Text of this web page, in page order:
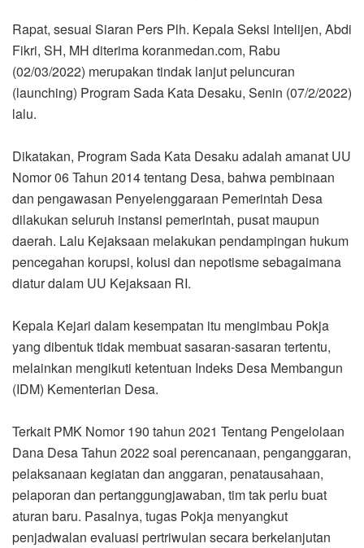
Rapat, sesuai Siaran Pers Plh. Kepala Seksi Intelijen, Abdi
Fikri, SH, MH diterima koranmedan.com, Rabu
(02/03/2022) merupakan tindak lanjut peluncuran
(launching) Program Sada Kata Desaku, Senin (07/2/2022)
lalu.
Dikatakan, Program Sada Kata Desaku adalah amanat UU
Nomor 06 Tahun 2014 tentang Desa, bahwa pembinaan
dan pengawasan Penyelenggaraan Pemerintah Desa
dilakukan seluruh instansi pemerintah, pusat maupun
daerah. Lalu Kejaksaan melakukan pendampingan hukum
pencegahan korupsi, kolusi dan nepotisme sebagaimana
diatur dalam UU Kejaksaan RI.
Kepala Kejari dalam kesempatan itu mengimbau Pokja
yang dibentuk tidak membuat sasaran-sasaran tertentu,
melainkan mengikuti ketentuan Indeks Desa Membangun
(IDM) Kementerian Desa.
Terkait PMK Nomor 190 tahun 2021 Tentang Pengelolaan
Dana Desa Tahun 2022 soal perencanaan, penganggaran,
pelaksanaan kegiatan dan anggaran, penatausahaan,
pelaporan dan pertanggungjawaban, tim tak perlu buat
aturan baru. Pasalnya, tugas Pokja menyangkut
penjadwalan evaluasi pertriwulan secara berkelanjutan